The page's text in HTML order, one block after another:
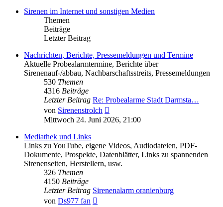
Sirenen im Internet und sonstigen Medien
Themen
Beiträge
Letzter Beitrag
Nachrichten, Berichte, Pressemeldungen und Termine
Aktuelle Probealarmtermine, Berichte über
Sirenenauf-/abbau, Nachbarschaftsstreits, Pressemeldungen
530 Themen
4316 Beiträge
Letzter Beitrag Re: Probealarme Stadt Darmsta…
von Sirenenstrolch
Beitrag
Mittwoch 24. Juni 2026, 21:00
Mediathek und Links
Links zu YouTube, eigene Videos, Audiodateien, PDF-
Dokumente, Prospekte, Datenblätter, Links zu spannenden
Sirenenseiten, Herstellern, usw.
326 Themen
4150 Beiträge
Letzter Beitrag Sirenenalarm oranienburg
von Ds977 fan